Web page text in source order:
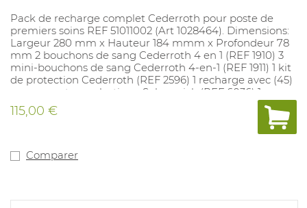
Pack de recharge complet Cederroth pour poste de
premiers soins REF 51011002 (Art 1028464). Dimensions:
Largeur 280 mm x Hauteur 184 mmm x Profondeur 78
mm 2 bouchons de sang Cederroth 4 en 1 (REF 1910) 3
mini-bouchons de sang Cederroth 4-en-1 (REF 1911) 1 kit
de protection Cederroth (REF 2596) 1 recharge avec (45)
pansements en plastique Salvequick (REF 6036) 1
recharge avec (40) pansements textiles Salvequick (REF
6444) 1 boîte de (20) nettoyants pour plaies Salvequick
Burn (REF 901900) 1 clé de recharge.
115,00 €
Comparer